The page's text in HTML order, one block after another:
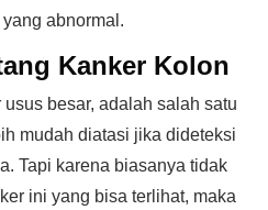
abnormal.
Kanker Kolon
besar, adalah salah satu
mudah diatasi jika dideteksi
Tapi karena biasanya tidak
ini yang bisa terlihat, maka